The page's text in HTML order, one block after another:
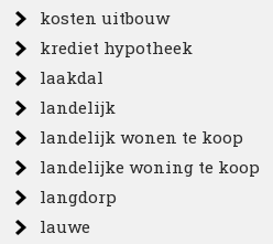
kosten uitbouw
krediet hypotheek
laakdal
landelijk
landelijk wonen te koop
landelijke woning te koop
langdorp
lauwe